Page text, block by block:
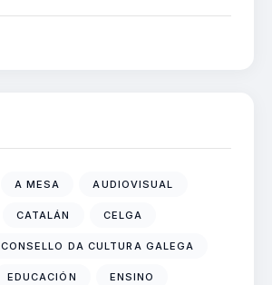
A MESA AUDIOVISUAL
CATALÁN CELGA
CONSELLO DA CULTURA GALEGA
EDUCACIÓN ENSINO